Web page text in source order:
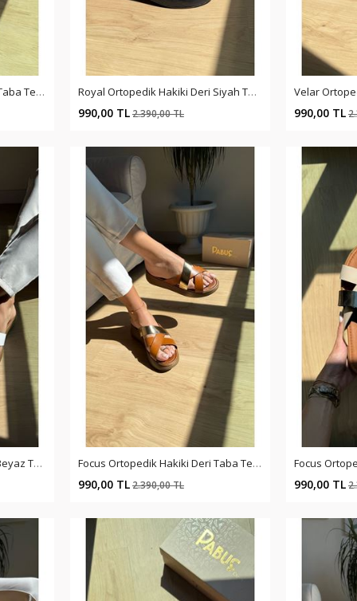
Royal Ortopedik Hakiki Deri Taba Terlik
Royal Ortopedik Hakiki Deri Siyah Terlik
990,00 TL2.390,00 TL 990,00 TL
Velar Ortopedik Hakiki Deri Beyaz Terlik
Focus Ortopedik Hakiki Deri Taba Terlik
990,00 TL2.390,00 TL 990,00 TL